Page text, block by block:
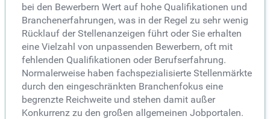
bei den Bewerbern Wert auf hohe Qualifikationen und
Branchenerfahrungen, was in der Regel zu sehr wenig
Rücklauf der Stellenanzeigen führt oder Sie erhalten
eine Vielzahl von unpassenden Bewerbern, oft mit
fehlenden Qualifikationen oder Berufserfahrung.
Normalerweise haben fachspezialisierte Stellenmärkte
durch den eingeschränkten Branchenfokus eine
begrenzte Reichweite und stehen damit außer
Konkurrenz zu den großen allgemeinen Jobportalen.